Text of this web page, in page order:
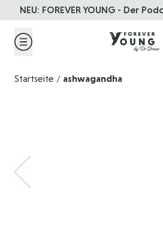
Direkt zum Inhalt
NEU: FOREVER YOUNG - Der
Startseite / ashwagandha